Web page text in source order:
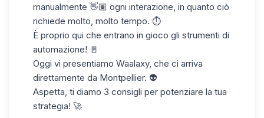
manualmente 👋🏽 ogni interazione, in quanto ciò
richiede molto, molto tempo. ⏱️
È proprio qui che entrano in gioco gli strumenti di
automazione! 🚪
Oggi vi presentiamo Waalaxy, che ci arriva
direttamente da Montpellier. 👽
Aspetta, ti diamo 3 consigli per potenziare la tua
strategia! 🚀